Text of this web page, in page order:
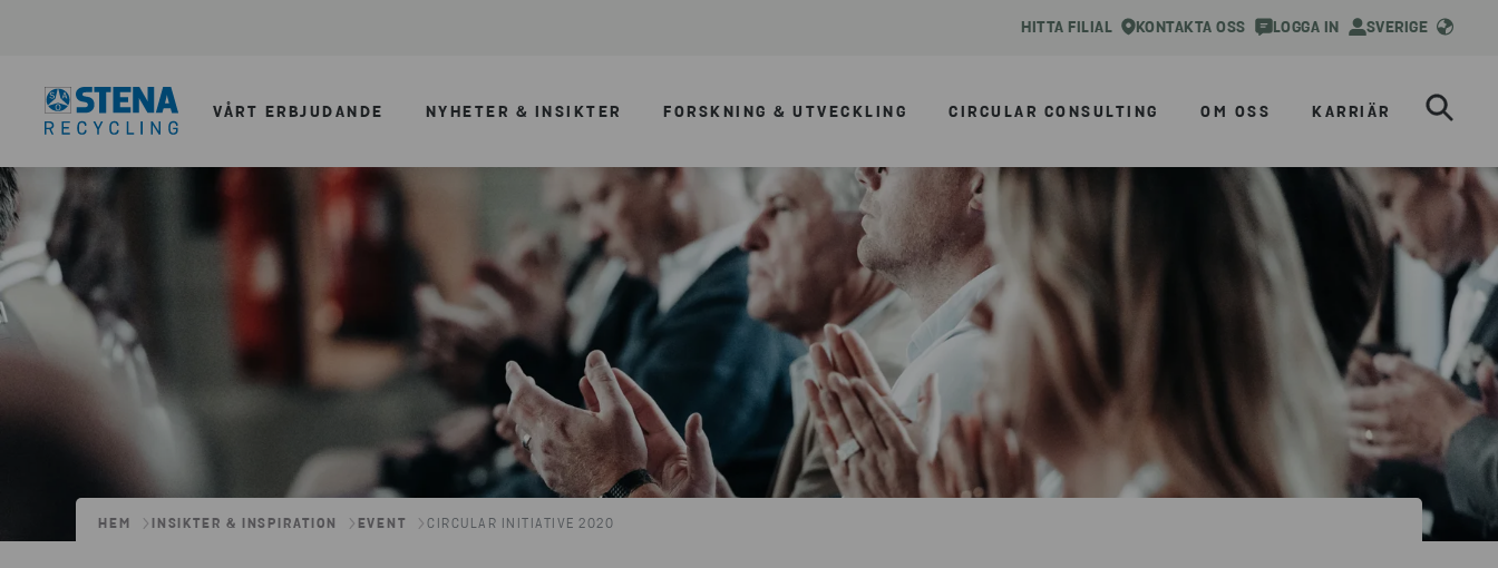
HITTA FILIAL KONTAKTA OSS LOGGA IN SVERIGE
VÅRT ERBJUDANDE NYHETER & INSIKTER FORSKNING & UTVECKLING CIRCULAR CONSULTING OM OSS KARRIÄR
HEM INSIKTER & INSPIRATION EVENT CIRCULAR INITIATIVE 2020